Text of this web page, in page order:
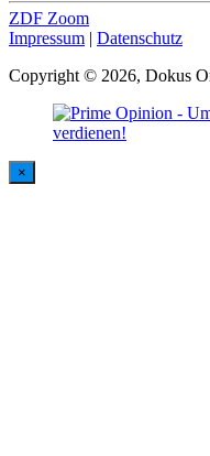
ZDF Zoom
Impressum | Datenschutz
Copyright © 2026, Dokus
×